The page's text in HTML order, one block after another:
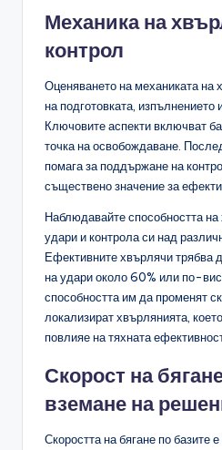
Механика на
контрол
Оценяването на механиката на
на подготовката, изпълнението
Ключовите аспекти включват
точка на освобождаване.
помага за поддържане на
съществено значение за
Наблюдавайте способността
удари и контрола си над
Ефективните хвърлячи трябва
на удари около 60% или по-
способността им да променят
локализират хвърлянията,
повлияе на тяхната
Скорост на
вземане на
Скоростта на бягане по базите